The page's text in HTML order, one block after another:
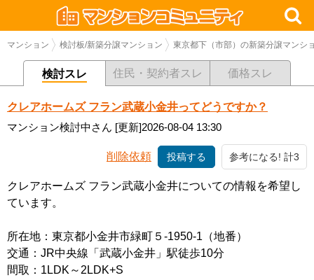
マンション 検討板/新築分譲マンション 東京都下（市部）の新築分譲マンシ
検討スレ 住民・契約者スレ 価格スレ
クレアホームズ フラン武蔵小金井ってどうですか？
マンション検討中さん [更新]2026-08-04 13:30
削除依頼 投稿する 参考になる! 計3
クレアホームズ フラン武蔵小金井についての情報を希望し
ています。
所在地：東京都小金井市緑町５-1950-1（地番）
交通：JR中央線「武蔵小金井」駅徒歩10分
間取：1LDK～2LDK+S